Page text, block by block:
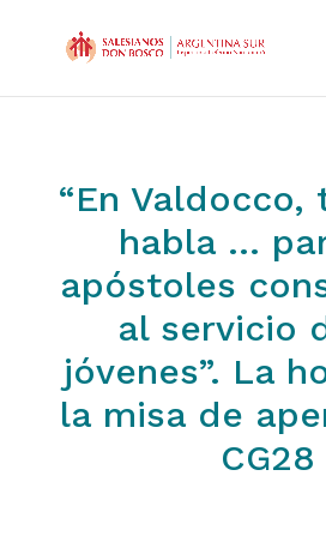
“En Valdocco,
habla …
apóstoles
al servicio
jóvenes”. La
la misa de
CG28